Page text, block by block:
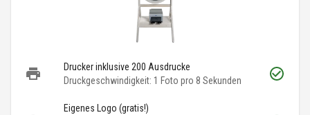
Drucker inklusive 200 Ausdrucke
Druckgeschwindigkeit: 1 Foto pro 8 Sekunden
Eigenes Logo (gratis!)